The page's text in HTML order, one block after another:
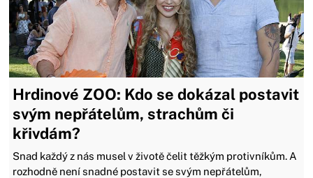
Hrdinové ZOO: Kdo se dokázal postavit
svým nepřátelům, strachům či
křivdám?
Snad každý z nás musel v životě čelit těžkým protivníkům. A
rozhodně není snadné postavit se svým nepřátelům,